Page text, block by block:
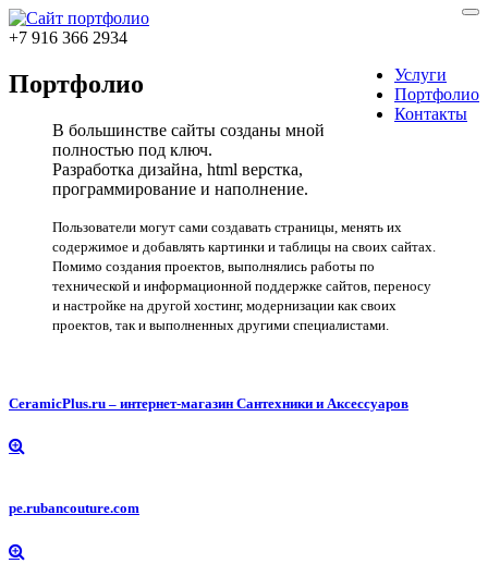
+7 916 366 2934
Услуги
Портфолио
Контакты
Портфолио
В большинстве сайты созданы мной
полностью под ключ.
Разработка дизайна, html верстка,
программирование и наполнение.
Пользователи могут сами создавать страницы, менять их
содержимое и добавлять картинки и таблицы на своих сайтах.
Помимо создания проектов, выполнялись работы по
технической и информационной поддержке сайтов, переносу
и настройке на другой хостинг, модернизации как своих
проектов, так и выполненных другими специалистами.
CeramicPlus.ru – интернет-магазин Сантехники и Аксессуаров
pe.rubancouture.com